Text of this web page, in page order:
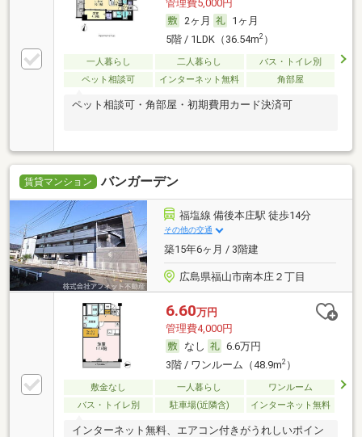
管理費5,000円
2ヶ月
1ヶ月
5階 / 1LDK（36.54m2）
一人暮らし 二人暮らし
バス・トイレ別
ペット相談可
インターネット無料 角部屋
ペット相談可・角部屋・初期費用カード決済可
賃貸マンション バンガーデン
福塩線 備後本庄駅 徒歩14分
その他の交通
築15年6ヶ月 / 3階建
広島県福山市南本庄２丁目
6.60万円
管理費4,000円
なし
6.6万円
3階 / ワンルーム（48.9m2）
敷金なし 一人暮らし
ワンルーム
バス・トイレ別
駐車場(近隣含) インターネット無料
インターネット無料、エアコン付きがうれしいポイン